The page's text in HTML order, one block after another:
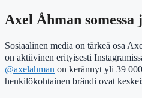
Axel Åhman somessa
Sosiaalinen media on tärkeä osa
on aktiivinen erityisesti
@axelahman on kerännyt yli 39
henkilökohtainen brändi ovat